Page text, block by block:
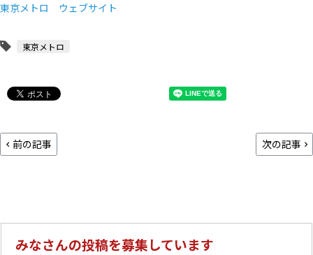
東京メトロ ウェブサイト
東京メトロ
前の記事 次の記事
みなさんの投稿を募集しています